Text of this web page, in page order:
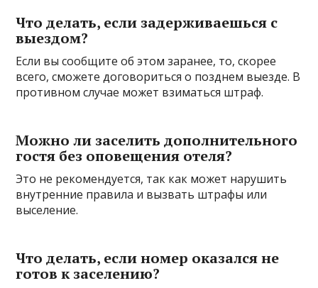
Что делать, если задерживаешься с
выездом?
Если вы сообщите об этом заранее, то, скорее
всего, сможете договориться о позднем выезде. В
противном случае может взиматься штраф.
Можно ли заселить дополнительного
гостя без оповещения отеля?
Это не рекомендуется, так как может нарушить
внутренние правила и вызвать штрафы или
выселение.
Что делать, если номер оказался не
готов к заселению?